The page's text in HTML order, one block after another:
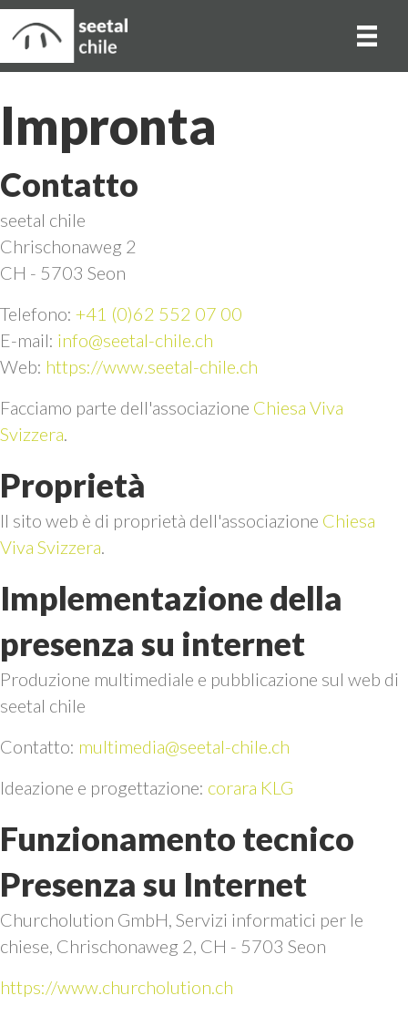
Impronta
Contatto
seetal chile
Chrischonaweg 2
CH - 5703 Seon
Telefono: +41 (0)62 552 07 00
E-mail: info@seetal-chile.ch
Web: https://www.seetal-chile.ch
Facciamo parte dell'associazione Chiesa Viva
Svizzera
Proprietà
Il sito web è di proprietà dell'associazione Chiesa
Viva Svizzera
Implementazione della
presenza su internet
Produzione multimediale e pubblicazione sul web di
seetal chile
Contatto: multimedia@seetal-chile.ch
Ideazione e progettazione: corara KLG
Funzionamento tecnico
Presenza su Internet
Churcholution GmbH, Servizi informatici per le
chiese, Chrischonaweg 2, CH - 5703 Seon
https://www.churcholution.ch